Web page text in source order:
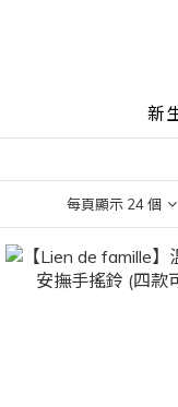
新
每頁顯示 24 個